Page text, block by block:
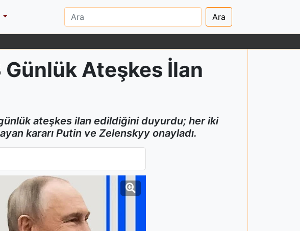
Ara
Günlük Ateşkes İlan
ateşkes ilan edildiğini duyurdu; her iki
kararı Putin ve Zelenskyy onayladı.